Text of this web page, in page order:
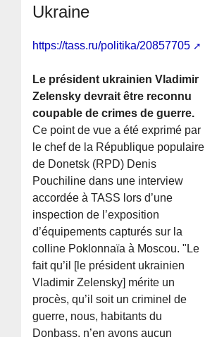
Ukraine
https://tass.ru/politika/20857705
Le président ukrainien Vladimir
Zelensky devrait être reconnu
coupable de crimes de guerre.
Ce point de vue a été exprimé par
le chef de la République populaire
de Donetsk (RPD) Denis
Pouchiline dans une interview
accordée à TASS lors d’une
inspection de l’exposition
d’équipements capturés sur la
colline Poklonnaïa à Moscou. "Le
fait qu’il [le président ukrainien
Vladimir Zelensky] mérite un
procès, qu’il soit un criminel de
guerre, nous, habitants du
Donbass, n’en avons aucun